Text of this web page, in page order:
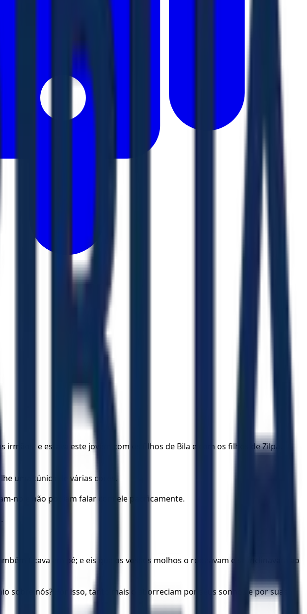
irmãos; e estava este jovem com os filhos de Bila e com os filhos de Zilpa,
uma túnica de várias cores.
no e não podiam falar com ele pacificamente.
ficava em pé; e eis que os vossos molhos o rodeavam e se inclinavam ao
sobre nós? Por isso, tanto mais o aborreciam por seus sonhos e por suas